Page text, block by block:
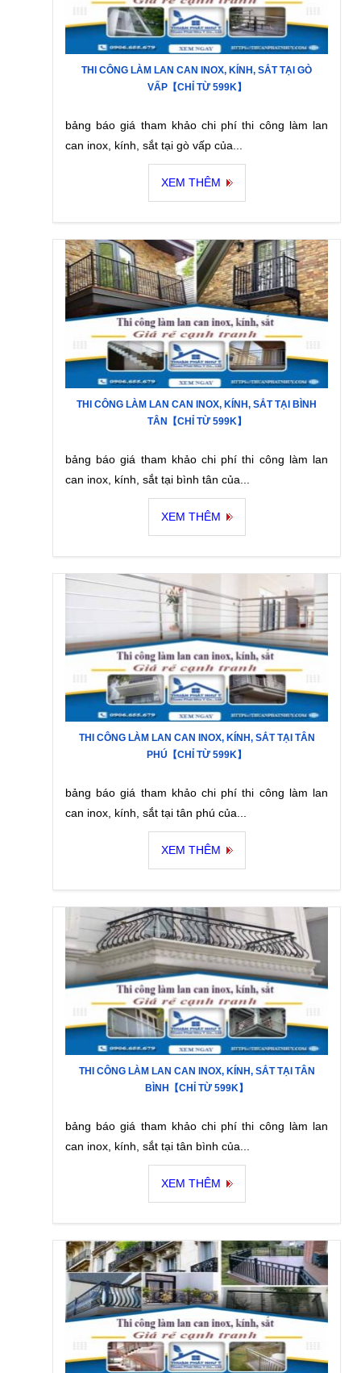
THI CÔNG LÀM LAN CAN INOX, KÍNH, SẮT TẠI GÒ
VẤP【CHỈ TỪ 599K】
bảng báo giá tham khảo chi phí thi công làm lan
can inox, kính, sắt tại gò vấp của...
XEM THÊM
THI CÔNG LÀM LAN CAN INOX, KÍNH, SẮT TẠI BÌNH
TÂN【CHỈ TỪ 599K】
bảng báo giá tham khảo chi phí thi công làm lan
can inox, kính, sắt tại bình tân của...
XEM THÊM
THI CÔNG LÀM LAN CAN INOX, KÍNH, SẮT TẠI TÂN
PHÚ【CHỈ TỪ 599K】
bảng báo giá tham khảo chi phí thi công làm lan
can inox, kính, sắt tại tân phú của...
XEM THÊM
THI CÔNG LÀM LAN CAN INOX, KÍNH, SẮT TẠI TÂN
BÌNH【CHỈ TỪ 599K】
bảng báo giá tham khảo chi phí thi công làm lan
can inox, kính, sắt tại tân bình của...
XEM THÊM